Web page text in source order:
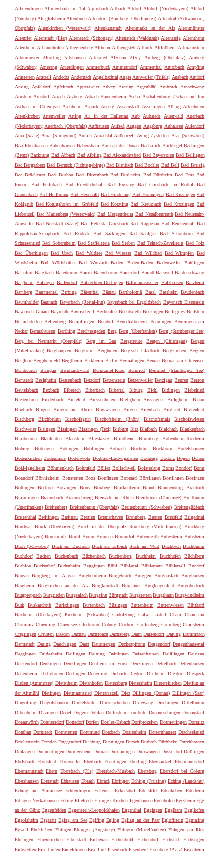
Allmendingen Allmersbach im Tal Alpirsbach Altbach Altdorf Altdorf (Niederbayern) Altdorf
(Nürnberg) Alteglofsheim Altenbuch Altendorf (Bamberg, Oberfranken) Altendorf (Schwandorf,
Oberpfalz)
Altenkirchen (Westerwald) Altenkunstadt Altenmarkt an der Alz
Altenmünster
Altenriet Altenstadt (Iller) Altenstadt (Schongau) Altenstadt (Waldnaab) Altensteig Altenthann
Altertheim Altfraunhofen Althegnenberg Altheim Althengstett Althütte Altlußheim Altmannstein
Altomünster
Altötting Altshausen Altusried Alzenau Alzey Amberg (Oberpfalz)
Amberg
(Schwaben) Amerang Amerdingen Ammerbuch Ammerndorf Ammerthal Amorbach Ampfing
Amstetten Amtzell Andechs Andernach Angelbachtal Anger Annweiler (Trifels) Ansbach Antdorf
Anzing
Apfeldorf Apfeltrach Appenweier Arberg Aresing Argenbühl Arnbruck
Arnschwang
Arnstein Arnstorf Arrach Arzberg Asbach-Bäumenheim Ascha Aschaffenburg Aschau am Inn
Aschau im Chiemgau Aschheim Aspach Asperg Assamstadt Asselfingen Aßling Attenhofen
Attenkirchen
Attenweiler Atting Au in der Hallertau Aub Aubstadt Auenwald
Auerbach
(Niederbayern) Auerbach (Oberpfalz) Aufhausen Aufseß Auggen Augsburg Auhausen Aulendorf
Aura (Saale) Aura (Sinngrund) Aurach Aurachtal Außernzell Aying Aystetten Baar (Schwaben)
Baar-Ebenhausen Babenhausen Babensham Bach an der Donau Bacharach Bachhagel Bächingen
(Brenz) Backnang Bad Abbach Bad Aibling Bad Alexandersbad Bad Bayersoien Bad Bellingen
Bad Bergzabern Bad Berneck (Fichtelgebirge) Bad Birnbach Bad Bocklet Bad Boll Bad Breisig
Bad Brückenau Bad Buchau Bad Ditzenbach Bad Dürkheim Bad Dürrheim Bad Ems Bad
Endorf
Bad Feilnbach Bad Friedrichshall Bad Füssing Bad Griesbach im Rottal
Bad
Grönenbach Bad Heilbrunn Bad Herrenalb Bad Hindelang Bad Hönningen Bad Kissingen Bad
Kohlgrub Bad Königshofen im Grabfeld Bad Kötzting Bad Kreuznach Bad Krozingen Bad
Liebenzell Bad Marienberg (Westerwald) Bad Mergentheim Bad Neualbenreuth Bad Neuenahr-
Ahrweiler Bad Neustadt (Saale) Bad Peterstal-Griesbach Bad Rappenau Bad Reichenhall Bad
Rippoldsau-Schapbach
Bad Rodach Bad Säckingen Bad Saulgau Bad Schönborn
Bad
Schussenried Bad Sobernheim Bad Staffelstein Bad Steben Bad Teinach-Zavelstein Bad Tölz
Bad Überkingen Bad Urach Bad Waldsee Bad Wiessee Bad Wildbad Bad Wimpfen
Bad
Windsheim
Bad Wörishofen Bad Wurzach Baden Baden-Baden Badenweiler
Bahlingen
Baienfurt Baierbach Baierbrunn Baiern Baiersbronn Baiersdorf Baindt Baisweil Balderschwang
Balgheim Balingen Ballendorf Ballrechten-Dottingen Baltmannsweiler Balzhausen Balzheim
Bamberg
Bammental Barbing Bärenthal Bärnau Bartholomä Basel Bastheim
Baudenbach
Baumholder Baunach Bayerbach (Rottal-Inn) Bayerbach bei Ergoldsbach Bayerisch Eisenstein
Bayerisch Gmain Bayreuth Bayrischzell Bechhofen Bechtsrieth Beckingen Beilngries Beilstein
Beimerstetten
Bellenberg Bempflingen Bendorf Benediktbeuern Benningen
Benningen am
Neckar Beratzhausen Berching Berchtesgaden Berg Berg (Oberfranken) Berg (Starnberger See)
Berg bei Neumarkt (Oberpfalz)
Berg im Gau Bergatreute Bergen (Chiemgau)
Bergen
(Mittelfranken)
Berghaupten Bergheim Berghülen Bergisch Gladbach Bergkirchen
Berglen
Berglern Bergrheinfeld Bergtheim Berkheim Berlin Bermatingen Bernau Bernau am Chiemsee
Bernbeuren
Berngau Bernhardswald Bernkastel-Kues Bernried
Bernried (Starnberger See)
Bernstadt Besigheim Bessenbach Betzdorf Betzenstein Betzenweiler Betzigau Beuren Beuron
Beutelsbach
Bexbach Biberach Biberbach Bibertal Biburg Bichl Bidingen
Biebelried
Bieberehren
Biederbach Bielefeld Biessenhofen Bietigheim-Bissingen Billigheim
Binau
Bindlach
Bingen Bingen am Rhein Binswangen Binzen Birenbach Birgland
Birkenfeld
Bischberg
Bischbrunn Bischofsgrün Bischofsheim (Rhön) Bischofsmais
Bischofswiesen
Bischweier Bisingen Bissingen Bissingen (Teck) Bitburg Bitz Blaibach Blaichach Blankenbach
Blaubeuren
Blaufelden Blaustein Blieskastel Blindheim Blumberg
Bobenheim-Roxheim
Böbing
Bobingen Böbingen Böblingen Böbrach Bochum Bockhorn
Bodelshausen
Bodenkirchen Bodenmais Bodenwöhr Bodman-Ludwigshafen Bodnegg Bodolz Bogen Böhen
Böhl-Iggelheim Böhmenkirch Böhmfeld Böllen Bollschweil Bolsterlang Boms Bondorf Bonn
Bonndorf Bönnigheim Bonstetten Boos Bopfingen Boppard Börslingen Börtlingen Bösingen
Böttingen
Bottrop Bötzingen Bous Boxberg Brackenheim Brand Brannenburg
Braubach
Bräunlingen Braunsbach Braunschweig Breisach am Rhein Breitbrunn (Chiemsee) Breitbrunn
(Unterfranken) Breitenberg Breitenbrunn (Oberpfalz) Breitenbrunn (Schwaben) Breitengüßbach
Breitenthal Breitingen Breitnau Bremen Bremerhaven Brennberg Bretten Bretzfeld Brigachtal
Bruchsal
Bruck (Oberbayern) Bruck in der Oberpfalz Bruckberg (Mittelfranken) Bruckberg
(Niederbayern) Bruckmühl Brühl Brunn Brunnen Brunnthal Bubenreuth Bubesheim Bubsheim
Buch (Schwaben) Buch am Buchrain Buch am Erlbach Buch am Wald Buchbach Buchbrunn
Buchdorf
Buchen Buchenbach Büchenbach Buchenberg Buchheim Buchhofen
Büchlberg
Buchloe Buckenhof Budenheim Buggingen Bühl Bühlertal Bühlertann Bühlerzell
Bundorf
Burgau
Burgberg im Allgäu Burgbernheim Burgebrach Burggen Burghaslach
Burghausen
Burgheim
Burgkirchen an der Alz Burgkunstadt Burglauer Burglengenfeld
Burgoberbach
Burgpreppach Burgrieden Burgsalach Burgsinn Bürgstadt Burgstetten Burgthann Burgwindheim
Burk
Burkardroth Burladingen Burtenbach Büsingen Buttenheim Buttenwiesen
Bütthard
Buxheim (Oberbayern)
Buxheim (Schwaben) Cadolzburg Calw Castell Cham
Chamerau
Chemnitz Chieming Chiemsee Cleebronn Coburg Cochem Collenberg Colmberg Crailsheim
Creglingen Creußen Daaden Dachau Dachsbach Dachsberg Dahn Daisendorf Daiting Dammbach
Darmstadt Dasing Dauchingen Daun Dautmergen Deckenpfronn Deggendorf Deggenhausertal
Deggingen
Deidesheim Deilingen Deining Deiningen Deisenhausen Deißlingen
Deizisau
Denkendorf Denkingen Denklingen Dentlein am Forst Denzlingen Dettelbach Dettenhausen
Dettenheim
Dettighofen Dettingen Deuerling Diebach Diedorf Dielheim Dierdorf Diespeck
Dießen (Ammersee) Dietenheim Dietenhofen Dietersburg Dietersheim Dieterskirchen Dietfurt an
der Altmühl Dietingen Dietmannsried Dietramszell Diez Dillingen (Donau) Dillingen (Saar)
Dingolfing
Dingolshausen Dinkelsbühl Dinkelscherben Dirlewang Dischingen
Dittelbrunn
Dittenheim Ditzingen Dobel Dogern Döhlau Dollnstein Dombühl Donaueschingen Donaustauf
Donauwörth Donnersdorf Donzdorf Dorfen Dörfles-Esbach Dorfprozelten Dormettingen Dormitz
Dornhan Dornstadt Dornstetten Dortmund Dörzbach Dossenheim Dotternhausen Drachselsried
Drackenstein Dresden Duggendorf Duisburg Dunningen Durach Durbach Dürbheim Durchhausen
Durlangen Dürmentingen Durmersheim Dürnau Dürrlauingen Dürrwangen Düsseldorf Dußlingen
Ebelsbach Ebensfeld Ebenweiler Eberbach Eberdingen Eberfing Eberhardzell Ebermannsdorf
Ebermannstadt Ebern Ebersbach (Fils) Ebersbach-Musbach Ebersberg Ebersdorf bei Coburg
Ebershausen Eberstadt Ebhausen Ebnath Ebrach Ebringen Eching (Freising) Eching (Landshut)
Eching am Ammersee
Echterdingen Eckental Eckersdorf Edelsfeld Edenkoben
Ederheim
Edingen-Neckarhausen Edling Effeltrich Efringen-Kirchen Egenhausen Egenhofen Egesheim Egg
an der Günz Eggenfelden Eggenstein-Leopoldshafen Eggenthal Eggingen Egglham Egglkofen
Eggolsheim Eggstätt Eging am See Eglfing Egling Egling an der Paar Egloffstein Egmating
Egweil Ehekirchen Ehingen Ehingen (Augsburg) Ehingen (Mittelfranken) Ehingen am Ries
Ehningen
Ehrenkirchen Eibelstadt Eichenau Eichenbühl Eichendorf Eichstätt
Eichstegen
Eichstetten Eigeltingen Eimeldingen Eiselfing Eisenbach Eisenberg Eisenberg (Pfalz) Eisenheim